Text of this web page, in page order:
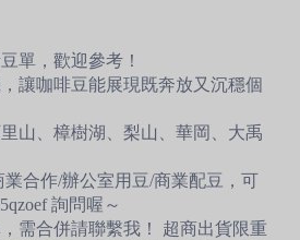
單，歡迎參考！
讓咖啡豆能展現既奔放又沉穩個
山、樟樹湖、梨山、華岡、大禹
業合作/辦公室用豆/商業配豆，可
詢問喔～
需合併請聯繫我！ 超商出貨限重